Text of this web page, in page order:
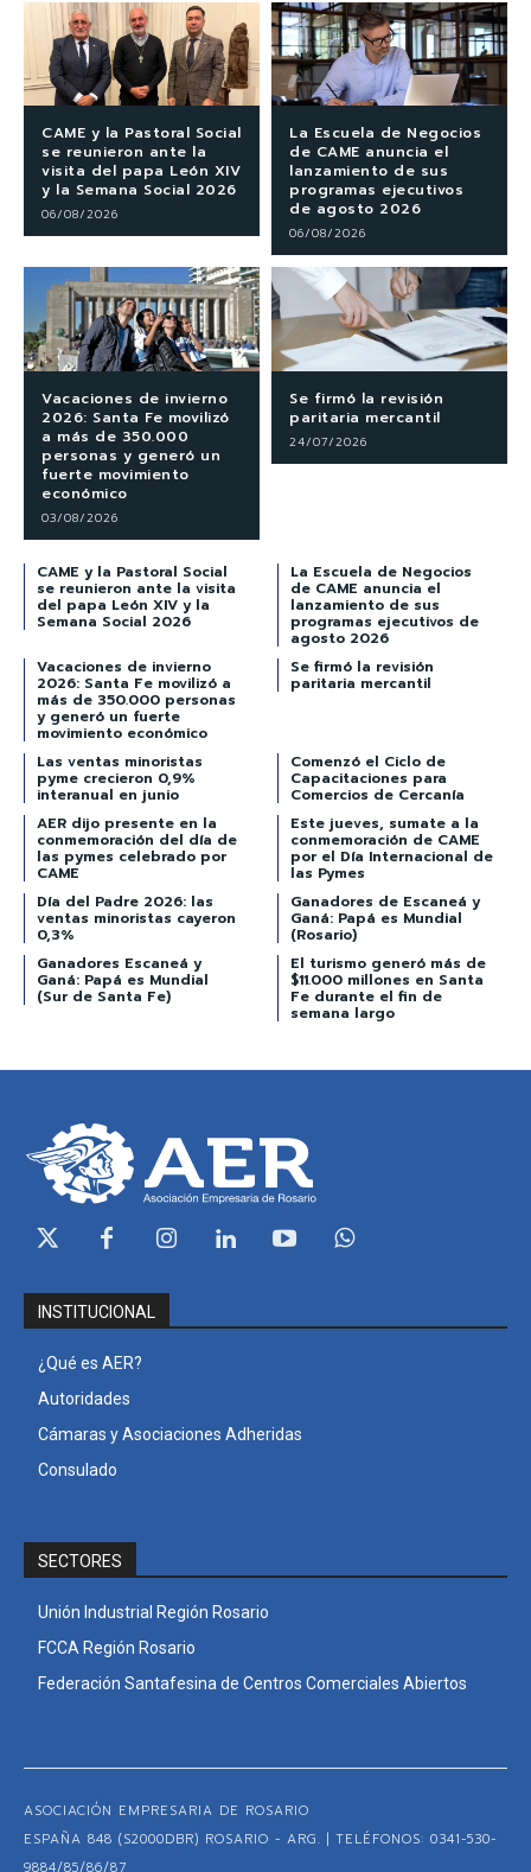
CAME y la Pastoral Social
se reunieron ante la
visita del papa León XIV
y la Semana Social 2026
06/08/2026
La Escuela de Negocios
de CAME anuncia el
lanzamiento de sus
programas ejecutivos
de agosto 2026
06/08/2026
Vacaciones de invierno
2026: Santa Fe movilizó
a más de 350.000
personas y generó un
fuerte movimiento
económico
03/08/2026
Se firmó la revisión
paritaria mercantil
24/07/2026
CAME y la Pastoral Social
se reunieron ante la visita
del papa León XIV y la
Semana Social 2026
La Escuela de Negocios
de CAME anuncia el
lanzamiento de sus
programas ejecutivos de
agosto 2026
Vacaciones de invierno
2026: Santa Fe movilizó a
más de 350.000 personas
y generó un fuerte
movimiento económico
Se firmó la revisión
paritaria mercantil
Las ventas minoristas
pyme crecieron 0,9%
interanual en junio
Comenzó el Ciclo de
Capacitaciones para
Comercios de Cercanía
AER dijo presente en la
conmemoración del día de
las pymes celebrado por
CAME
Este jueves, sumate a la
conmemoración de CAME
por el Día Internacional de
las Pymes
Día del Padre 2026: las
ventas minoristas cayeron
0,3%
Ganadores de Escaneá y
Ganá: Papá es Mundial
(Rosario)
Ganadores Escaneá y
Ganá: Papá es Mundial
(Sur de Santa Fe)
El turismo generó más de
$11.000 millones en Santa
Fe durante el fin de
semana largo
INSTITUCIONAL
¿Qué es AER?
Autoridades
Cámaras y Asociaciones Adheridas
Consulado
SECTORES
Unión Industrial Región Rosario
FCCA Región Rosario
Federación Santafesina de Centros Comerciales Abiertos
ASOCIACIÓN EMPRESARIA DE ROSARIO
ESPAÑA 848 (S2000DBR) ROSARIO - ARG. | TELÉFONOS: 0341-530-